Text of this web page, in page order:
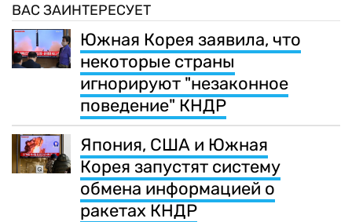
ВАС ЗАИНТЕРЕСУЕТ
Южная Корея заявила, что
некоторые страны
игнорируют "незаконное
поведение" КНДР
Япония, США и Южная
Корея запустят систему
обмена информацией о
ракетах КНДР